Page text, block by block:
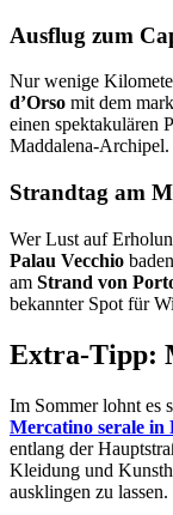
Ausflug zum
Nur wenige
d’Orso mit dem
einen spektakulären
Maddalena-
Strandtag am
Wer Lust auf
Palau Vecchio
am Strand von
bekannter Spot für
Extra-Tipp:
Im Sommer lohnt es
Mercatino serale in
entlang der
Kleidung und
ausklingen zu lassen.